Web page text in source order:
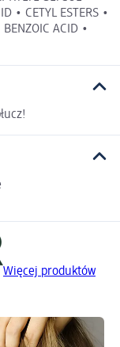
• CETYL ESTERS •
BENZOIC ACID •
Więcej produktów